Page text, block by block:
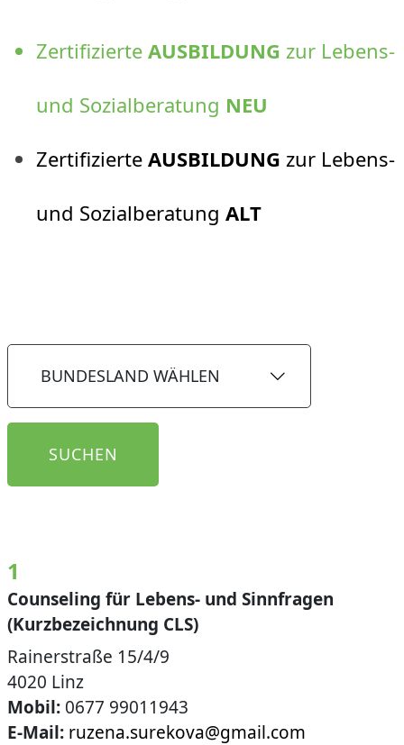
Zertifizierte AUSBILDUNG zur Lebens-
und Sozialberatung NEU
Zertifizierte AUSBILDUNG zur Lebens-
und Sozialberatung ALT
1
Counseling für Lebens- und Sinnfragen
(Kurzbezeichnung CLS)
Rainerstraße 15/4/9
4020 Linz
Mobil: 0677 99011943
E-Mail: ruzena.surekova@gmail.com